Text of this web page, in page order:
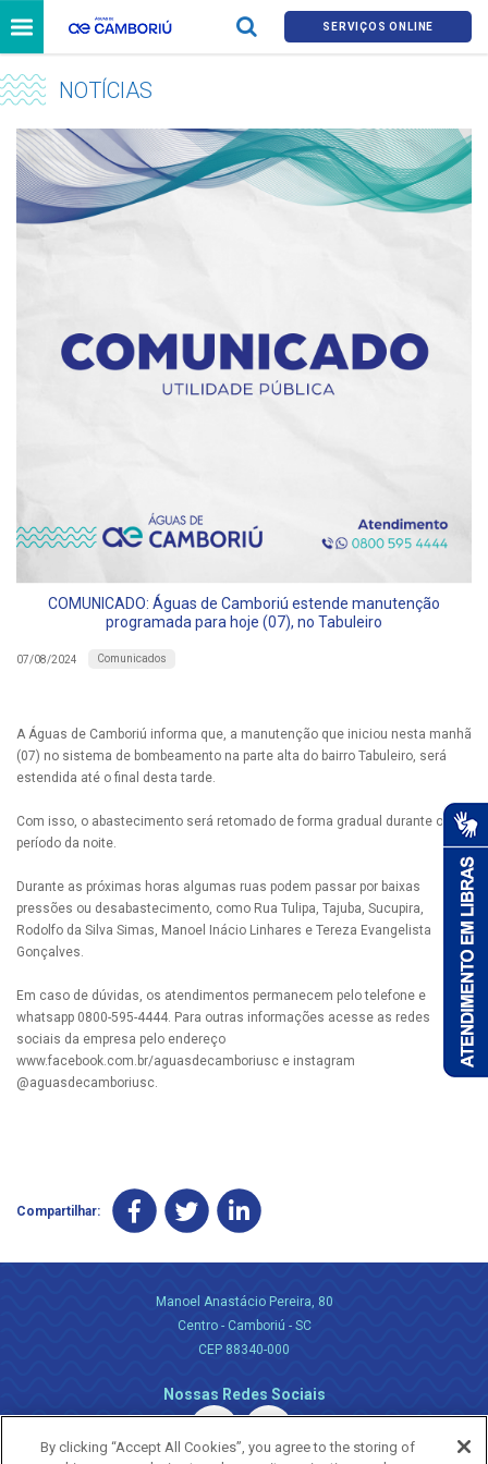
SERVIÇOS ONLINE
NOTÍCIAS
COMUNICADO: Águas de Camboriú estende manutenção
programada para hoje (07), no Tabuleiro
07/08/2024 Comunicados
A Águas de Camboriú informa que, a manutenção que iniciou nesta manhã
(07) no sistema de bombeamento na parte alta do bairro Tabuleiro, será
estendida até o final desta tarde.
Com isso, o abastecimento será retomado de forma gradual durante o
período da noite.
Durante as próximas horas algumas ruas podem passar por baixas
pressões ou desabastecimento, como Rua Tulipa, Tajuba, Sucupira,
Rodolfo da Silva Simas, Manoel Inácio Linhares e Tereza Evangelista
Gonçalves.
Em caso de dúvidas, os atendimentos permanecem pelo telefone e
whatsapp 0800-595-4444. Para outras informações acesse as redes
sociais da empresa pelo endereço
www.facebook.com.br/aguasdecamboriusc e instagram
@aguasdecamboriusc.
Compartilhar:
Manoel Anastácio Pereira, 80
Centro - Camboriú - SC
CEP 88340-000
Nossas Redes Sociais
By clicking “Accept All Cookies”, you agree to the storing of